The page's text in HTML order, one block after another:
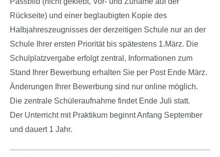
Rückseite) und einer beglaubigten Kopie des
Halbjahreszeugnisses der derzeitigen Schule nur an der
Schule Ihrer ersten Priorität bis spätestens 1.März. Die
Schulplatzvergabe erfolgt zentral, Informationen zum
Stand Ihrer Bewerbung erhalten Sie per Post Ende März.
Änderungen Ihrer Bewerbung sind nur online möglich.
Die zentrale Schüleraufnahme findet Ende Juli statt.
Der Unterricht mit Praktikum beginnt Anfang September
und dauert 1 Jahr.